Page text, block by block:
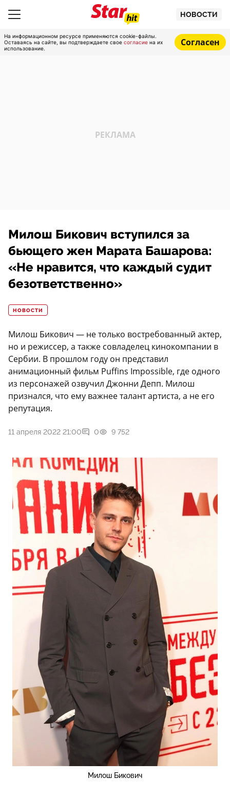
НОВОСТИ
На информационном ресурсе применяются cookie-файлы.
Оставаясь на сайте, вы подтверждаете свое согласие на их
использование.
Согласен
Милош Бикович вступился за
бьющего жен Марата Башарова:
«Не нравится, что каждый судит
безответственно»
НОВОСТИ
Милош Бикович — не только востребованный актер,
но и режиссер, а также совладелец кинокомпании в
Сербии. В прошлом году он представил
анимационный фильм Puffins Impossible, где одного
из персонажей озвучил Джонни Депп. Милош
признался, что ему важнее талант артиста, а не его
репутация.
11 апреля 2022 21:00 0 9 752
Милош Бикович